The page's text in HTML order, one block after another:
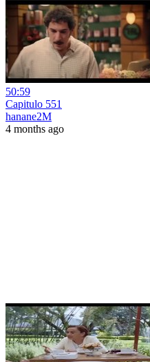
50:59
Capitulo 551
hanane2M
4 months ago